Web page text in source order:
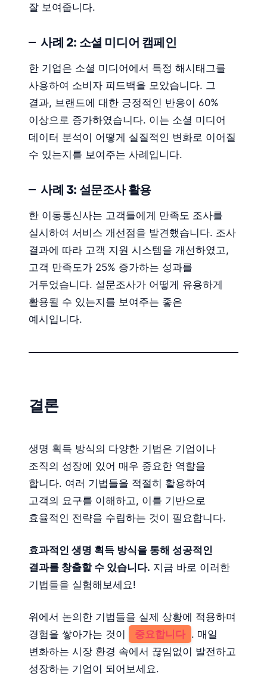
잘 보여줍니다.
사례 2: 소셜 미디어 캠페인
한 기업은 소셜 미디어에서 특정 해시태그를
사용하여 소비자 피드백을 모았습니다. 그
결과, 브랜드에 대한 긍정적인 반응이 60%
이상으로 증가하였습니다. 이는 소셜 미디어
데이터 분석이 어떻게 실질적인 변화로 이어질
수 있는지를 보여주는 사례입니다.
사례 3: 설문조사 활용
한 이동통신사는 고객들에게 만족도 조사를
실시하여 서비스 개선점을 발견했습니다. 조사
결과에 따라 고객 지원 시스템을 개선하였고,
고객 만족도가 25% 증가하는 성과를
거두었습니다. 설문조사가 어떻게 유용하게
활용될 수 있는지를 보여주는 좋은
예시입니다.
결론
생명 획득 방식의 다양한 기법은 기업이나
조직의 성장에 있어 매우 중요한 역할을
합니다. 여러 기법들을 적절히 활용하여
고객의 요구를 이해하고, 이를 기반으로
효율적인 전략을 수립하는 것이 필요합니다.
효과적인 생명 획득 방식을 통해 성공적인
결과를 창출할 수 있습니다. 지금 바로 이러한
기법들을 실험해보세요!
위에서 논의한 기법들을 실제 상황에 적용하며
경험을 쌓아가는 것이
중요합니다 . 매일
변화하는 시장 환경 속에서 끊임없이 발전하고
성장하는 기업이 되어보세요.